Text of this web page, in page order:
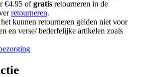
€4.95 ofgratis retourneren in de
retourneren.
kunnen retourneren gelden niet voor
en verse/ bederfelijke artikelen zoals